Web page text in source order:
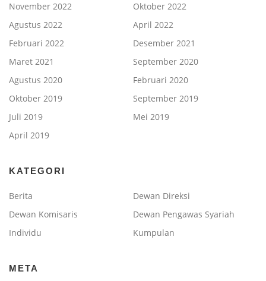
November 2022
Oktober 2022
Agustus 2022
April 2022
Februari 2022
Desember 2021
Maret 2021
September 2020
Agustus 2020
Februari 2020
Oktober 2019
September 2019
Juli 2019
Mei 2019
April 2019
KATEGORI
Berita
Dewan Direksi
Dewan Komisaris
Dewan Pengawas Syariah
Individu
Kumpulan
META